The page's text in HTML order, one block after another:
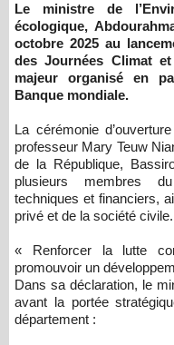
Le ministre de l’Environnement et de la Transition
écologique,
octobre 2025 au
des Journées Climat
majeur organisé en
Banque mondiale.
La cérémonie
professeur Mary Teuw
de la République,
plusieurs membres
techniques et financiers,
privé et de la société civile.
« Renforcer la lutte
promouvoir un
Dans sa déclaration, le
avant la portée
département :